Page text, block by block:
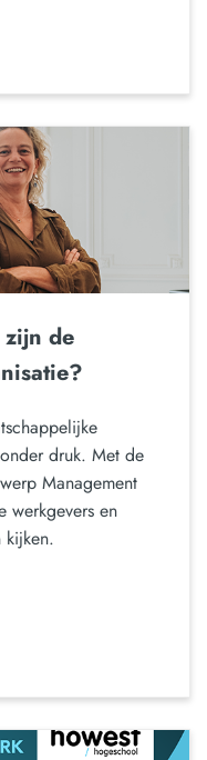
zijn de
druk. Met de
Management
werkgevers en
kijken.